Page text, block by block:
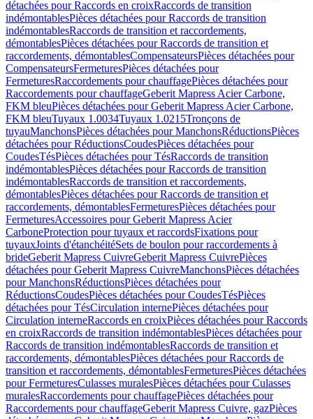
détachées pour Raccords en croixRaccords de transition
indémontablesPièces détachées pour Raccords de transition
indémontablesRaccords de transition et raccordements,
démontablesPièces détachées pour Raccords de transition et
raccordements, démontablesCompensateursPièces détachées pour
CompensateursFermeturesPièces détachées pour
FermeturesRaccordements pour chauffagePièces détachées pour
Raccordements pour chauffageGeberit Mapress Acier Carbone,
FKM bleuPièces détachées pour Geberit Mapress Acier Carbone,
FKM bleuTuyaux 1.0034Tuyaux 1.0215Tronçons de
tuyauManchonsPièces détachées pour ManchonsRéductionsPièces
détachées pour RéductionsCoudesPièces détachées pour
CoudesTésPièces détachées pour TésRaccords de transition
indémontablesPièces détachées pour Raccords de transition
indémontablesRaccords de transition et raccordements,
démontablesPièces détachées pour Raccords de transition et
raccordements, démontablesFermeturesPièces détachées pour
FermeturesAccessoires pour Geberit Mapress Acier
CarboneProtection pour tuyaux et raccordsFixations pour
tuyauxJoints d'étanchéitéSets de boulon pour raccordements à
brideGeberit Mapress CuivreGeberit Mapress CuivrePièces
détachées pour Geberit Mapress CuivreManchonsPièces détachées
pour ManchonsRéductionsPièces détachées pour
RéductionsCoudesPièces détachées pour CoudesTésPièces
détachées pour TésCirculation internePièces détachées pour
Circulation interneRaccords en croixPièces détachées pour Raccords
en croixRaccords de transition indémontablesPièces détachées pour
Raccords de transition indémontablesRaccords de transition et
raccordements, démontablesPièces détachées pour Raccords de
transition et raccordements, démontablesFermeturesPièces détachées
pour FermeturesCulasses muralesPièces détachées pour Culasses
muralesRaccordements pour chauffagePièces détachées pour
Raccordements pour chauffageGeberit Mapress Cuivre, gazPièces